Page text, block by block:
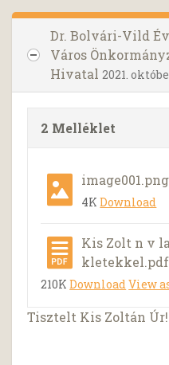
Dr. Bolvári-Vild
Város
Hivatal 2021.
2 Melléklet
image001.png
4KDownload
Kis Zolt n v
kletekkel.pdf
210KDownloadView
Tisztelt Kis Zoltán Úr!